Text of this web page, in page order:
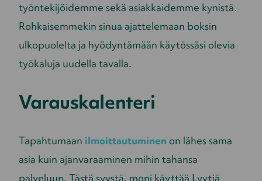
työntekijöidemme sekä asiakkaidemme kynistä.
Rohkaisemmekin sinua ajattelemaan boksin
ulkopuolelta ja hyödyntämään käytössäsi olevia
työkaluja uudella tavalla.
Varauskalenteri
Tapahtumaan ilmoittautuminen on lähes sama
asia kuin ajanvaraaminen mihin tahansa
palveluun. Tästä syystä, moni käyttää Lyytiä